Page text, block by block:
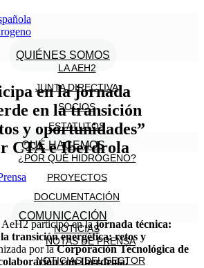
QUIÉNES SOMOS
LA AEH2
JUNTA DIRECTIVA
SOCIOS
ESTATUTOS
QUÉ HACEMOS
¿POR QUÉ HIDRÓGENO?
PROYECTOS
DOCUMENTACIÓN
COMUNICACIÓN
NOTICIAS
NOTAS DE PRENSA
NOTICIAS DEL SECTOR
en la jornada
en la transición
y oportunidades”
CTA e Iberdrola
AeH2 participó en lajornada técnica:
transición energética: retos y
por laCorporación Tecnológica de
con Iberdrola.